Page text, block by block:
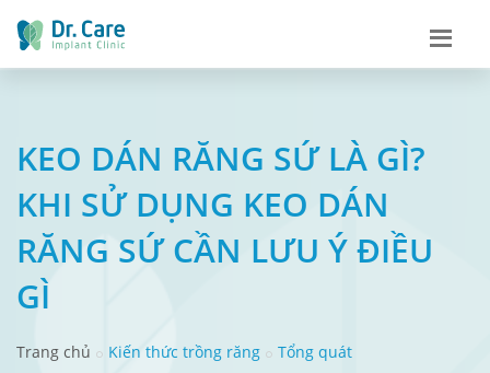
KEO DÁN RĂNG SỨ LÀ GÌ?
KHI SỬ DỤNG KEO DÁN
RĂNG SỨ CẦN LƯU Ý ĐIỀU
GÌ
Trang chủ Kiến thức trồng răng Tổng quát